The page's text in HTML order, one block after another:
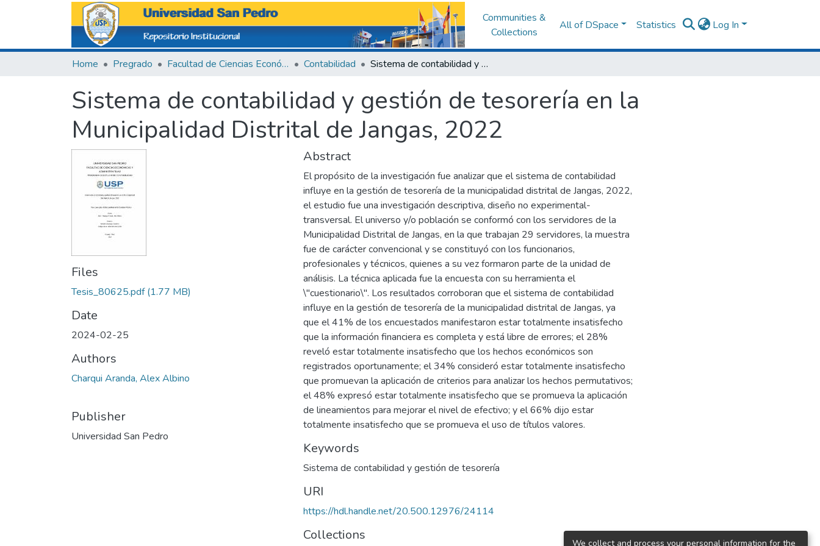
Communities &
Collections
All of DSpace Statistics Log In
Home Pregrado Facultad de Ciencias Económicas y Administrativas Contabilidad Sistema de contabilidad y gestión de tesorería en la Municipalidad Distrital de Jangas, 2022
Sistema de contabilidad y gestión de tesorería en la
Municipalidad Distrital de Jangas, 2022
Files
Tesis_80625.pdf(1.77 MB)
Date
2024-02-25
Authors
Charqui Aranda, Alex Albino
Publisher
Universidad San Pedro
Abstract
El propósito de la investigación fue analizar que el sistema de contabilidad
influye en la gestión de tesorería de la municipalidad distrital de Jangas, 2022,
el estudio fue una investigación descriptiva, diseño no experimental-
transversal. El universo y/o población se conformó con los servidores de la
Municipalidad Distrital de Jangas, en la que trabajan 29 servidores, la muestra
fue de carácter convencional y se constituyó con los funcionarios,
profesionales y técnicos, quienes a su vez formaron parte de la unidad de
análisis. La técnica aplicada fue la encuesta con su herramienta el
\"cuestionario\". Los resultados corroboran que el sistema de contabilidad
influye en la gestión de tesorería de la municipalidad distrital de Jangas, ya
que el 41% de los encuestados manifestaron estar totalmente insatisfecho
que la información financiera es completa y está libre de errores; el 28%
reveló estar totalmente insatisfecho que los hechos económicos son
registrados oportunamente; el 34% consideró estar totalmente insatisfecho
que promuevan la aplicación de criterios para analizar los hechos permutativos;
el 48% expresó estar totalmente insatisfecho que se promueva la aplicación
de lineamientos para mejorar el nivel de efectivo; y el 66% dijo estar
totalmente insatisfecho que se promueva el uso de títulos valores.
Keywords
Sistema de contabilidad y gestión de tesorería
URI
https://hdl.handle.net/20.500.12976/24114
Collections
We collect and process your personal information for the